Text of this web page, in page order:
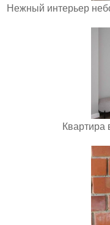
Нежный интерьер
Квартира